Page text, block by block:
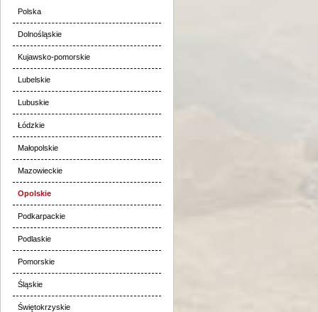
Polska
Dolnośląskie
Kujawsko-pomorskie
Lubelskie
Lubuskie
Łódzkie
Małopolskie
Mazowieckie
Opolskie
Podkarpackie
Podlaskie
Pomorskie
Śląskie
Świętokrzyskie